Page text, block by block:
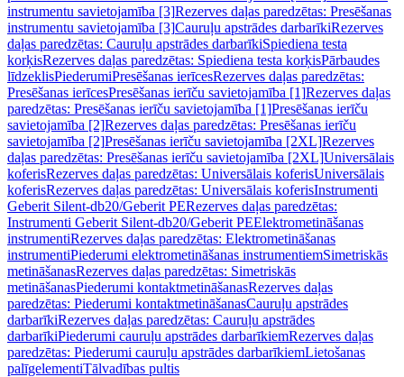
instrumentu savietojamība [3]Rezerves daļas paredzētas: Presēšanas
instrumentu savietojamība [3]Cauruļu apstrādes darbarīkiRezerves
daļas paredzētas: Cauruļu apstrādes darbarīkiSpiediena testa
korķisRezerves daļas paredzētas: Spiediena testa korķisPārbaudes
līdzeklisPiederumiPresēšanas ierīcesRezerves daļas paredzētas:
Presēšanas ierīcesPresēšanas ierīču savietojamība [1]Rezerves daļas
paredzētas: Presēšanas ierīču savietojamība [1]Presēšanas ierīču
savietojamība [2]Rezerves daļas paredzētas: Presēšanas ierīču
savietojamība [2]Presēšanas ierīču savietojamība [2XL]Rezerves
daļas paredzētas: Presēšanas ierīču savietojamība [2XL]Universālais
koferisRezerves daļas paredzētas: Universālais koferisUniversālais
koferisRezerves daļas paredzētas: Universālais koferisInstrumenti
Geberit Silent-db20/Geberit PERezerves daļas paredzētas:
Instrumenti Geberit Silent-db20/Geberit PEElektrometināšanas
instrumentiRezerves daļas paredzētas: Elektrometināšanas
instrumentiPiederumi elektrometināšanas instrumentiemSimetriskās
metināšanasRezerves daļas paredzētas: Simetriskās
metināšanasPiederumi kontaktmetināšanasRezerves daļas
paredzētas: Piederumi kontaktmetināšanasCauruļu apstrādes
darbarīkiRezerves daļas paredzētas: Cauruļu apstrādes
darbarīkiPiederumi cauruļu apstrādes darbarīkiemRezerves daļas
paredzētas: Piederumi cauruļu apstrādes darbarīkiemLietošanas
palīgelementiTālvadības pultis